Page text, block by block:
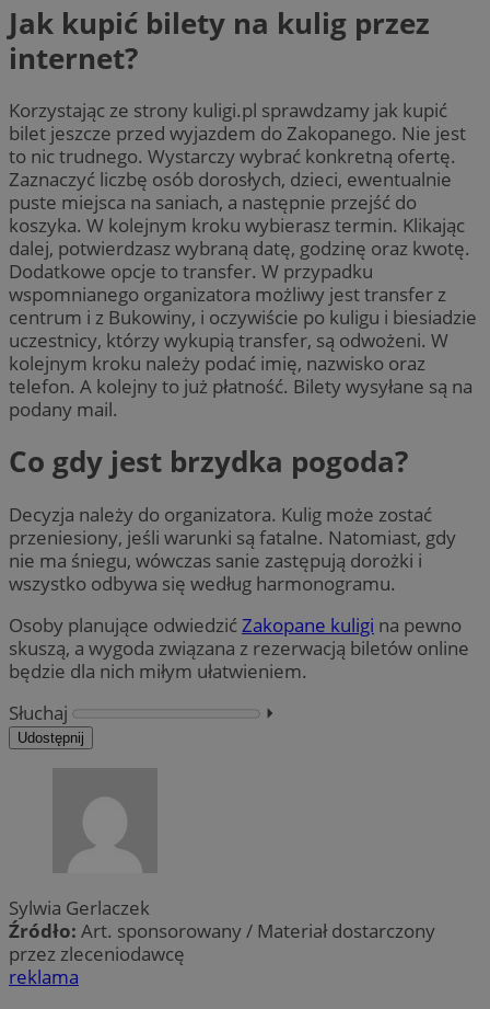
Jak kupić bilety na kulig przez
internet?
Korzystając ze strony kuligi.pl sprawdzamy jak kupić
bilet jeszcze przed wyjazdem do Zakopanego. Nie jest
to nic trudnego. Wystarczy wybrać konkretną ofertę.
Zaznaczyć liczbę osób dorosłych, dzieci, ewentualnie
puste miejsca na saniach, a następnie przejść do
koszyka. W kolejnym kroku wybierasz termin. Klikając
dalej, potwierdzasz wybraną datę, godzinę oraz kwotę.
Dodatkowe opcje to transfer. W przypadku
wspomnianego organizatora możliwy jest transfer z
centrum i z Bukowiny, i oczywiście po kuligu i biesiadzie
uczestnicy, którzy wykupią transfer, są odwożeni. W
kolejnym kroku należy podać imię, nazwisko oraz
telefon. A kolejny to już płatność. Bilety wysyłane są na
podany mail.
Co gdy jest brzydka pogoda?
Decyzja należy do organizatora. Kulig może zostać
przeniesiony, jeśli warunki są fatalne. Natomiast, gdy
nie ma śniegu, wówczas sanie zastępują dorożki i
wszystko odbywa się według harmonogramu.
Osoby planujące odwiedzićZakopane kuligi na pewno
skuszą, a wygoda związana z rezerwacją biletów online
będzie dla nich miłym ułatwieniem.
Słuchaj
⏵︎
Udostępnij
Sylwia Gerlaczek
Źródło: Art. sponsorowany / Materiał dostarczony
przez zleceniodawcę
reklama